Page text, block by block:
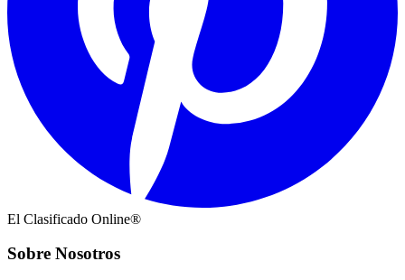
El Clasificado Online®
Sobre Nosotros